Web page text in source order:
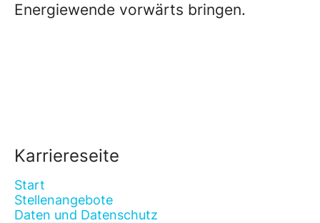
Energiewende vorwärts bringen.
Karriereseite
Start
Stellenangebote
Daten und Datenschutz